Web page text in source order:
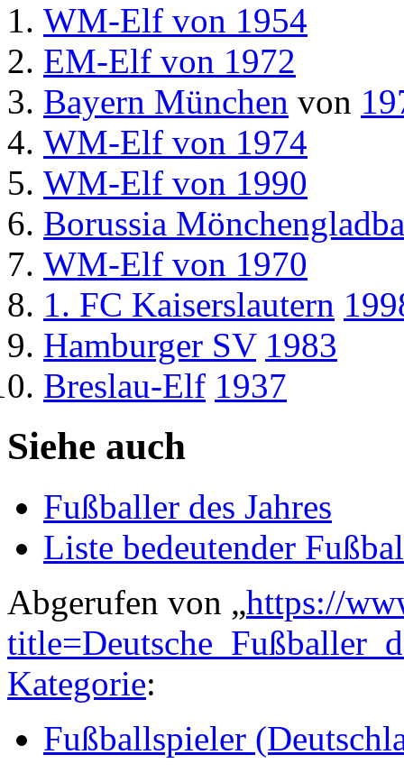
WM-Elf von 1954
EM-Elf von 1972
Bayern München von
WM-Elf von 1974
WM-Elf von 1990
Borussia
WM-Elf von 1970
1. FC Kaiserslautern
Hamburger SV 1983
Breslau-Elf 1937
Siehe auch
Fußballer des Jahres
Liste bedeutender
Abgerufen von „https://
Kategorie:
Fußballspieler